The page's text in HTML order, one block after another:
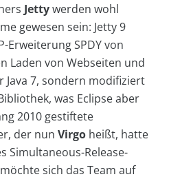
Jettywerden wohl
gewesen sein: Jetty 9
Erweiterung SPDY von
Laden von Webseiten und
7, sondern modifiziert
was Eclipse aber
2010 gestiftete
der nun Virgo heißt, hatte
Simultaneous-Release-
sich das Team auf